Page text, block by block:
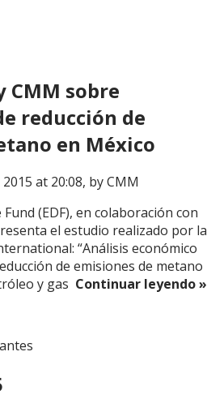
CMM sobre
reducción de
en México
at 20:08, byCMM
(EDF), en colaboración con
el estudio realizado por la
“Análisis económico
de emisiones de metano
y gas Continuar leyendo »